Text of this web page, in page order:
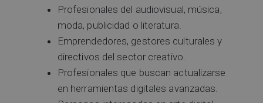
Profesionales del audiovisual, música,
moda, publicidad o literatura.
Emprendedores, gestores culturales y
directivos del sector creativo.
Profesionales que buscan actualizarse
en herramientas digitales avanzadas.